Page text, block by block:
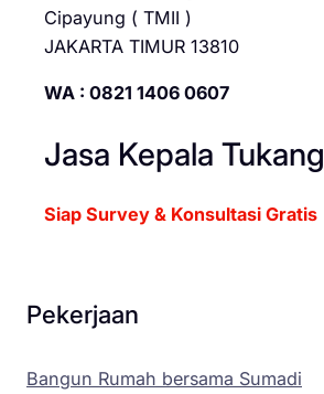
Cipayung ( TMII )
JAKARTA TIMUR 13810
WA : 0821 1406 0607
Jasa Kepala Tukang
Siap Survey & Konsultasi Gratis
Pekerjaan
Bangun Rumah bersama Sumadi